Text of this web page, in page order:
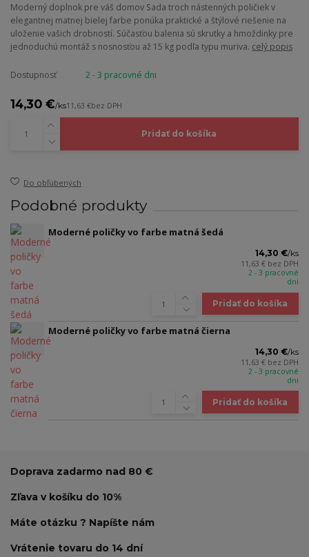
Moderný doplnok pre váš domov Sada troch nástenných poličiek v
elegantnej matnej bielej farbe ponúka praktické a štýlové riešenie na
uloženie vašich drobností. Súčasťou balenia sú skrutky a hmoždinky pre
jednoduchú montáž s nosnosťou až 15 kg podľa typu muriva. celý popis
Dostupnosť 2 - 3 pracovné dni
14,30 €/ks11,63 €bez DPH
Pridať do košíka
Do obľúbených
Podobné produkty
Moderné poličky vo farbe matná šedá
14,30 €/ks
11,63 € bez DPH
2 - 3 pracovné
dni
Pridať do košíka
Moderné poličky vo farbe matná čierna
14,30 €/ks
11,63 € bez DPH
2 - 3 pracovné
dni
Pridať do košíka
Doprava zadarmo nad 80 €
Zľava v košíku do 10%
Máte otázku ? Napíšte nám
Vrátenie tovaru do 14 dní